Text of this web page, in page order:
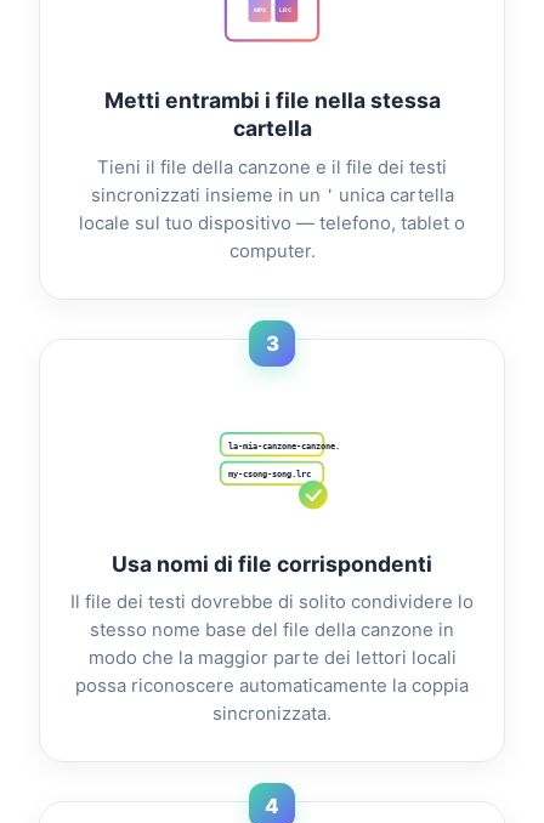
MP3 LRC
Metti entrambi i file nella stessa
cartella
Tieni il file della canzone e il file dei testi
sincronizzati insieme in un＇unica cartella
locale sul tuo dispositivo — telefono, tablet o
computer.
3
la-mia-canzone-canzone.mp3
my-csong-song.lrc
Usa nomi di file corrispondenti
Il file dei testi dovrebbe di solito condividere lo
stesso nome base del file della canzone in
modo che la maggior parte dei lettori locali
possa riconoscere automaticamente la coppia
sincronizzata.
4